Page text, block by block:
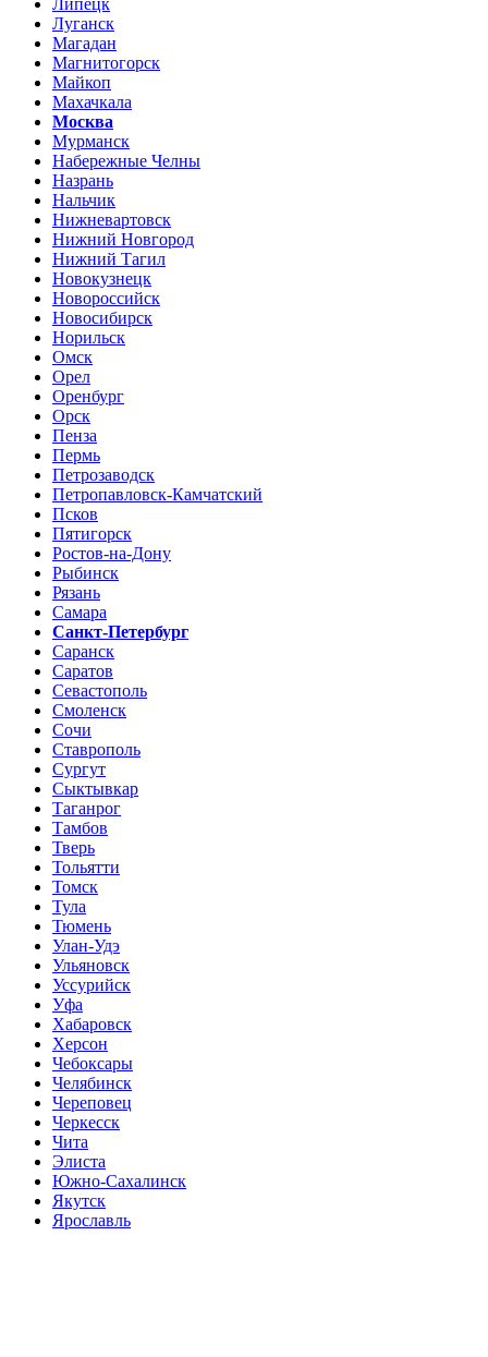
Луганск
Магадан
Магнитогорск
Майкоп
Махачкала
Москва
Мурманск
Набережные Челны
Назрань
Нальчик
Нижневартовск
Нижний Новгород
Нижний Тагил
Новокузнецк
Новороссийск
Новосибирск
Норильск
Омск
Орел
Оренбург
Орск
Пенза
Пермь
Петрозаводск
Петропавловск-Камчатский
Псков
Пятигорск
Ростов-на-Дону
Рыбинск
Рязань
Самара
Санкт-Петербург
Саранск
Саратов
Севастополь
Смоленск
Сочи
Ставрополь
Сургут
Сыктывкар
Таганрог
Тамбов
Тверь
Тольятти
Томск
Тула
Тюмень
Улан-Удэ
Ульяновск
Уссурийск
Уфа
Хабаровск
Херсон
Чебоксары
Челябинск
Череповец
Черкесск
Чита
Элиста
Южно-Сахалинск
Якутск
Ярославль